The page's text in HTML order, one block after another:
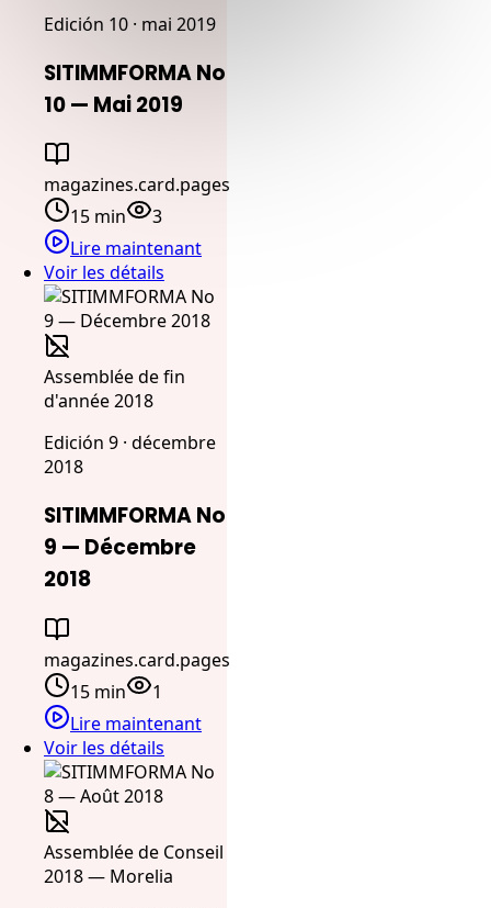
Edición 10 · mai 2019
SITIMMFORMA No
10 — Mai 2019
magazines.card.pages
15 min
3
Lire maintenant
Voir les détails
Assemblée de fin
d'année 2018
Edición 9 · décembre
2018
SITIMMFORMA No
9 — Décembre
2018
magazines.card.pages
15 min
1
Lire maintenant
Voir les détails
Assemblée de Conseil
2018 — Morelia